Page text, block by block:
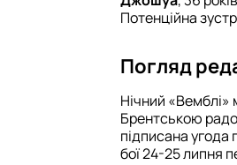
Потенційна
Погляд
Нічний
Брентською
підписана угода
бої 24-25 липня